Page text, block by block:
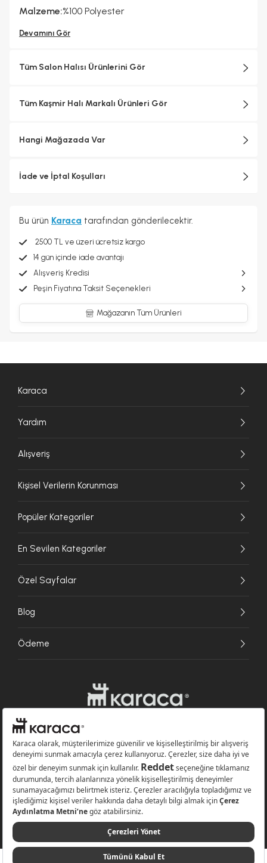
Malzeme:%100 Polyester
Devamını Gör
Tüm Salon Halısı Ürünlerini Gör
Tüm Kaşmir Halı Markalı Ürünleri Gör
Hangi Mağazada Var
İade ve İptal Koşulları
Bu ürün Karaca tarafından gönderilecektir.
2500 TL ve üzeri ücretsiz kargo
14 gün içinde iade avantajı
Alışveriş Kredisi
Peşin Fiyatına Taksit Seçenekleri
Mağazanın Tüm Ürünleri
Karaca
Yardım
Alışveriş
Kişisel Verilerin Korunması
Popüler Kategoriler
En Sevilen Kategoriler
Özel Sayfalar
Blog
Ödeme
Websitesinde kullanılan bazı görseller yapay zekâ (AI) ile üretilmiştir.
Karaca.com © 2026 - Karaca Züccaciye A.Ş. Tüm hakları saklıdır.